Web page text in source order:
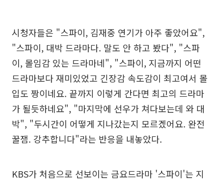
시청자들은 "스파이, 김재중 연기가 아주 좋았어요",
"스파이, 대박 드라마다. 말도 안 하고 봤다", "스파
이, 몰임감 있는 드라마네", "스파이, 지금까지 어떤
드라마보다 재미있었고 긴장감 속도감이 최고여서 몰
입도 짱이네요. 끝까지 이렇게 간다면 최고의 드라마
가 될듯하네요", "마지막에 선우가 쳐다보는데 와 대
박", "두시간이 어떻게 지나갔는지 모르겠어요. 완전
꿀잼. 강추합니다"라는 반응을 내놓았다.
KBS가 처음으로 선보이는 금요드라마 '스파이'는 지